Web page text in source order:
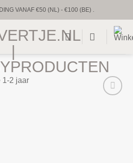
VANAF €50 (NL) - €100 (BE) .
& GEPERSONALISEERD
BINNEN 1 TOT 2 WERKDAGEN.
BINNEN 1-2 WEKEN.